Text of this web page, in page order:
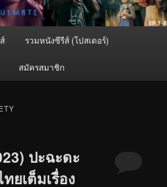
รวมหนังซีรีส์ (โปสเตอร์)
สมัครสมาชิก
ปะฉะดะ
ยเต็มเรื่อง